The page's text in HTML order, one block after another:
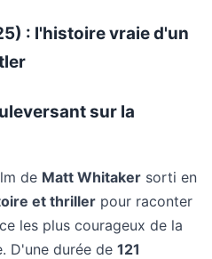
: l'histoire vraie d'un
sur la
de Matt Whitaker sorti en
et thriller pour raconter
les plus courageux de la
D'une durée de 121